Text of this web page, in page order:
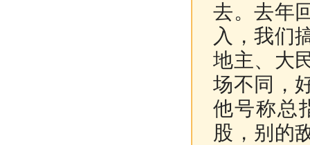
去。去年
入，我们
地主、大
场不同，
他号称总
股，别的